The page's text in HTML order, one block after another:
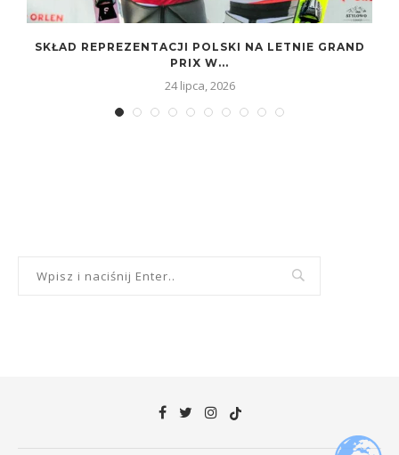
SKŁAD REPREZENTACJI POLSKI NA LETNIE GRAND
PRIX W...
24 lipca, 2026